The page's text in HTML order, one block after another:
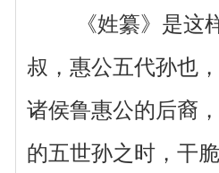
《姓纂》是这样
叔，惠公五代孙也
诸侯鲁惠公的后裔
的五世孙之时，干